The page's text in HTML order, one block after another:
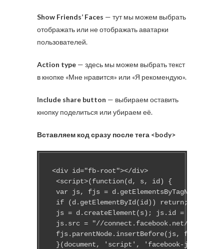
Show Friends’ Faces — тут мы можем выбрать
отображать или не отображать аватарки
пользователей.
Action type — здесь мы можем выбрать текст
в кнопке «Мне нравится» или «Я рекомендую».
Include share button — выбираем оставить
кнопку поделиться или убираем её.
Вставляем код сразу после тега <body>
<div id="fb-root"></div>
<script>(function(d, s, id) {
var js, fjs =
if (d.getElementById(id)) return;
js = d.createElement(s); js.id = id;
js.src = "//connect.facebook.net/ru_RU/
fjs.parentNode.insertBefore(js, fjs);
}(document, 'script', 'facebook-